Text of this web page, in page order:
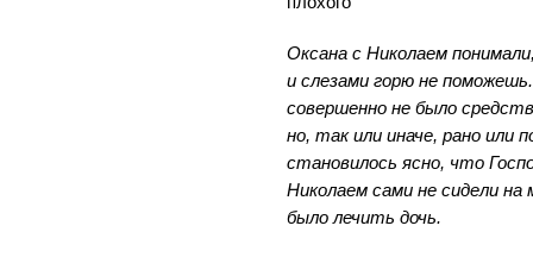
Оксана с Николаем
и слезами горю не
совершенно не было
но, так или иначе, рано или
становилось ясно, что
Николаем сами не сидели
было лечить дочь.